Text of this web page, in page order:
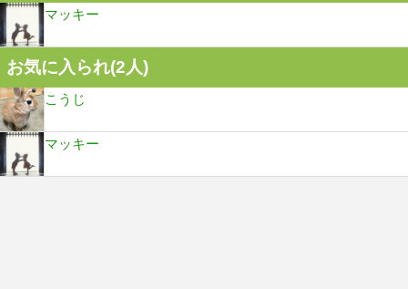
マッキー
お気に入られ(2人)
こうじ
マッキー